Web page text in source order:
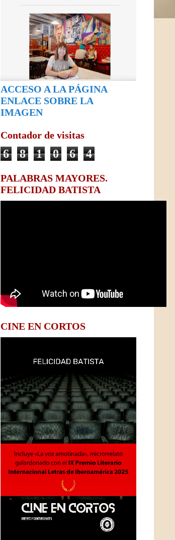
ACCESO A LA PÁGINA
ENLACE SOBRE LA
IMAGEN
Contador de visitas
6 8 1 0 6 4
PALABRAS MAYORES.
FELICIDAD BATISTA
CINE EN CORTOS